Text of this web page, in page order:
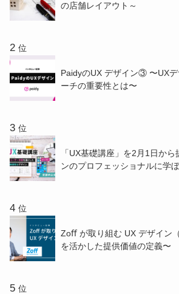
の店舗レイアウト～
位
PaidyのUX デザイン③ 〜UXデザインにおけるリサ
ーチの重要性とは〜
位
「UX基礎講座」を2月1日か
ンのプロフェッショナルに学
位
Zoﬀ が取り組む UX デザイン
を活かした提供価値の定義〜
位